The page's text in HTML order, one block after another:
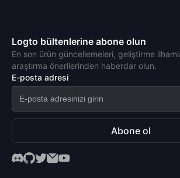
Logto bültenlerine abone olun
En son ürün güncellemeleri, geliştirme
araştırma önerilerinden haberdar olun.
E-posta adresi
Abone ol